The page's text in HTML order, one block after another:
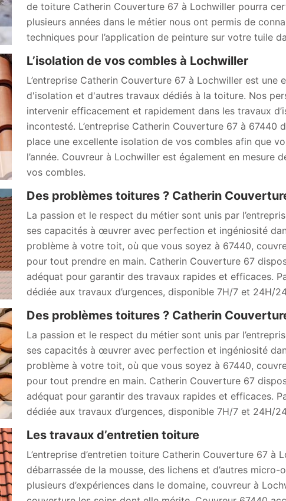
de toiture Catherin Couverture 67 à Lochwiller pourra
plusieurs années dans le métier nous ont permis de
techniques pour l’application de peinture sur votre tuile
L’isolation de vos combles à Lochwiller
L’entreprise Catherin Couverture 67 à Lochwiller est
d'isolation et d'autres travaux dédiés à la toiture. Nos
intervenir efficacement et rapidement dans les travaux
incontesté. L’entreprise Catherin Couverture 67 à
place une excellente isolation de vos combles afin que
l’année. Couvreur à Lochwiller est également en mesure
vos combles.
Des problèmes toitures ? Catherin
La passion et le respect du métier sont unis par
ses capacités à œuvrer avec perfection et ingéniosité
problème à votre toit, où que vous soyez à 67440,
pour tout prendre en main. Catherin Couverture 67
adéquat pour garantir des travaux rapides et efficaces.
dédiée aux travaux d’urgences, disponible 7H/7 et 24H/
Des problèmes toitures ? Catherin
La passion et le respect du métier sont unis par
ses capacités à œuvrer avec perfection et ingéniosité
problème à votre toit, où que vous soyez à 67440,
pour tout prendre en main. Catherin Couverture 67
adéquat pour garantir des travaux rapides et efficaces.
dédiée aux travaux d’urgences, disponible 7H/7 et 24H/
Les travaux d’entretien toiture
L’entreprise d’entretien toiture Catherin Couverture 67
débarrassée de la mousse, des lichens et d’autres
plusieurs d’expériences dans le domaine, couvreur à